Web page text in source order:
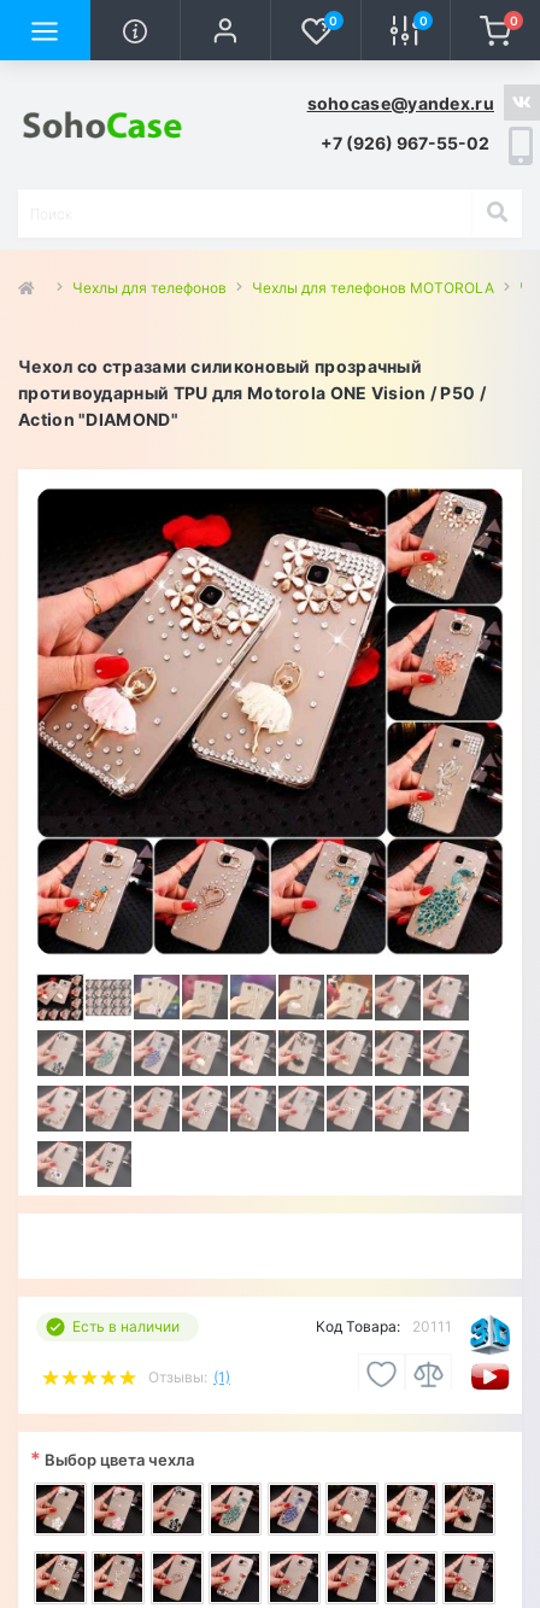
0 0 0
sohocase@yandex.ru
+7 (926) 967-55-02
Чехлы для телефонов Чехлы для телефонов MOTOROLA
Чехол со стразами силиконовый прозрачный
противоударный TPU для Motorola ONE Vision / P50 /
Action "DIAMOND"
Есть в наличии
Отзывы: (1)
Код Товара: 20111
* Выбор цвета чехла